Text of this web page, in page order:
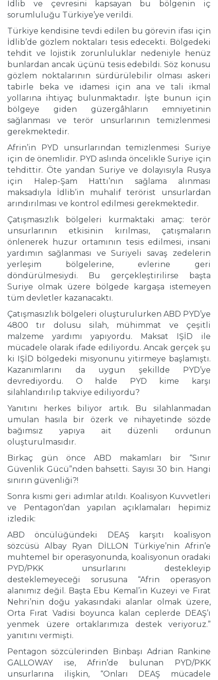
İdlib ve çevresini kapsayan bu bölgenin iç
sorumluluğu Türkiye’ye verildi.
Türkiye kendisine tevdi edilen bu görevin ifası için
İdlib’de gözlem noktaları tesis edecekti. Bölgedeki
tehdit ve lojistik zorunluluklar nedeniyle henüz
bunlardan ancak üçünü tesis edebildi. Söz konusu
gözlem noktalarının sürdürülebilir olması askeri
tabirle beka ve idamesi için ana ve tali ikmal
yollarına ihtiyaç bulunmaktadır. İşte bunun için
bölgeye giden güzergâhların emniyetinin
sağlanması ve terör unsurlarının temizlenmesi
gerekmektedir.
Afrin’in PYD unsurlarından temizlenmesi Suriye
için de önemlidir. PYD aslında öncelikle Suriye için
tehdittir. Öte yandan Suriye ve dolayısıyla Rusya
için Halep-Şam Hattı’nın sağlama alınması
maksadıyla İdlib’in muhalif terörist unsurlardan
arındırılması ve kontrol edilmesi gerekmektedir.
Çatışmasızlık bölgeleri kurmaktaki amaç: terör
unsurlarının etkisinin kırılması, çatışmaların
önlenerek huzur ortamının tesis edilmesi, insani
yardımın sağlanması ve Suriyeli savaş zedelerin
yerleşim bölgelerine, evlerine geri
döndürülmesiydi. Bu gerçekleştirilirse başta
Suriye olmak üzere bölgede kargaşa istemeyen
tüm devletler kazanacaktı.
Çatışmasızlık bölgeleri oluşturulurken ABD PYD’ye
4800 tır dolusu silah, mühimmat ve çeşitli
malzeme yardımı yapıyordu. Maksat IŞİD ile
mücadele olarak ifade ediliyordu. Ancak gerçek şu
ki IŞİD bölgedeki misyonunu yitirmeye başlamıştı.
Kazanımlarını da uygun şekillde PYD’ye
devrediyordu. O halde PYD kime karşı
silahlandırılıp takviye ediliyordu?
Yanıtını herkes biliyor artık. Bu silahlanmadan
umulan hasıla bir özerk ve nihayetinde sözde
bağımsız yapıya ait düzenli ordunun
oluşturulmasıdır.
Birkaç gün önce ABD makamları bir “Sınır
Güvenlik Gücü”nden bahsetti. Sayısı 30 bin. Hangi
sınırın güvenliği?!
Sonra kısmi geri adımlar atıldı. Koalisyon Kuvvetleri
ve Pentagon’dan yapılan açıklamaları hepimiz
izledik:
ABD öncülüğündeki DEAŞ karşıtı koalisyon
sözcüsü Albay Ryan DİLLON Türkiye’nin Afrin’e
muhtemel bir operasyonunda, koalisyonun oradaki
PYD/PKK unsurlarını destekleyip
desteklemeyeceği sorusuna “Afrin operasyon
alanımız değil. Başta Ebu Kemal’in Kuzeyi ve Fırat
Nehri’nin doğu yakasındaki alanlar olmak üzere,
Orta Fırat Vadisi boyunca kalan ceplerde DEAŞ’ı
yenmek üzere ortaklarımıza destek veriyoruz.”
yanıtını vermişti.
Pentagon sözcülerinden Binbaşı Adrian Rankine
GALLOWAY ise, Afrin’de bulunan PYD/PKK
unsurlarına ilişkin, “Onları DEAŞ mücadele